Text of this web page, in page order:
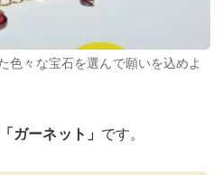
色々な宝石を選んで願いを込めよ
ガーネット 」 です。